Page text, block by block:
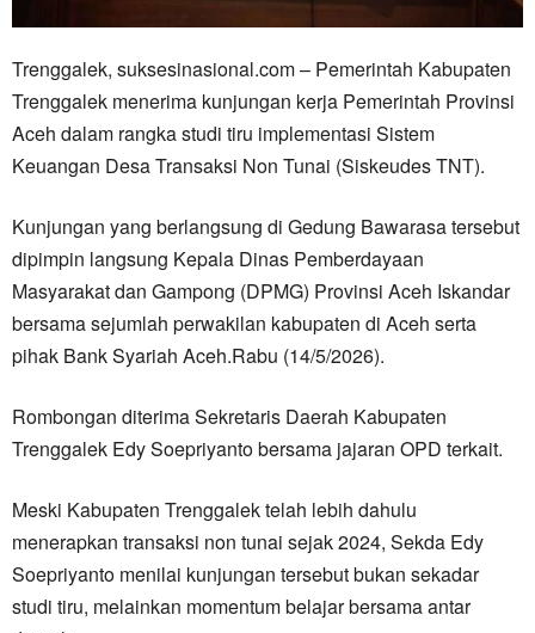
Trenggalek, suksesinasional.com – Pemerintah Kabupaten
Trenggalek menerima kunjungan kerja Pemerintah Provinsi
Aceh dalam rangka studi tiru implementasi Sistem
Keuangan Desa Transaksi Non Tunai (Siskeudes TNT).
Kunjungan yang berlangsung di Gedung Bawarasa tersebut
dipimpin langsung Kepala Dinas Pemberdayaan
Masyarakat dan Gampong (DPMG) Provinsi Aceh Iskandar
bersama sejumlah perwakilan kabupaten di Aceh serta
pihak Bank Syariah Aceh.Rabu (14/5/2026).
Rombongan diterima Sekretaris Daerah Kabupaten
Trenggalek Edy Soepriyanto bersama jajaran OPD terkait.
Meski Kabupaten Trenggalek telah lebih dahulu
menerapkan transaksi non tunai sejak 2024, Sekda Edy
Soepriyanto menilai kunjungan tersebut bukan sekadar
studi tiru, melainkan momentum belajar bersama antar